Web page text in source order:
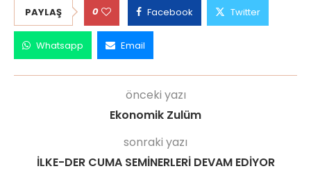
PAYLAŞ 0 Facebook Twitter
Whatsapp Email
önceki yazı
Ekonomik Zulüm
sonraki yazı
İLKE-DER CUMA SEMİNERLERİ DEVAM EDİYOR